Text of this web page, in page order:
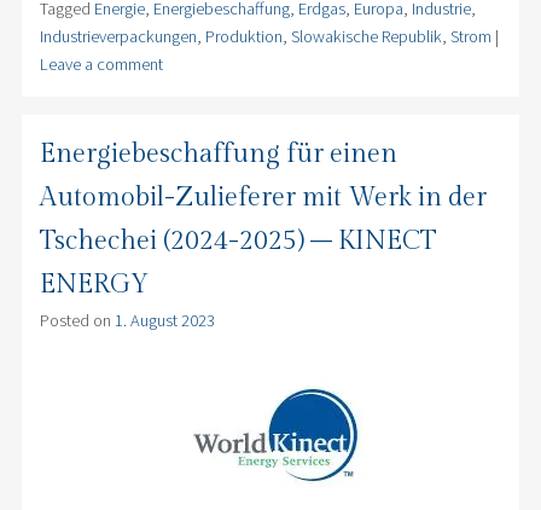
Tagged Energie, Energiebeschaffung, Erdgas, Europa, Industrie,
Industrieverpackungen, Produktion, Slowakische Republik, Strom |
Leave a comment
Energiebeschaffung für einen
Automobil-Zulieferer mit Werk in der
Tschechei (2024-2025) – KINECT
ENERGY
Posted on 1. August 2023